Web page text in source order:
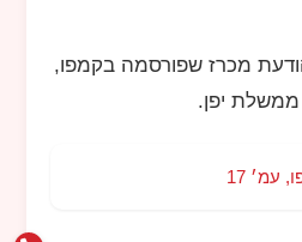
מכרז שפורסמה בקמפו,
יפן.
17